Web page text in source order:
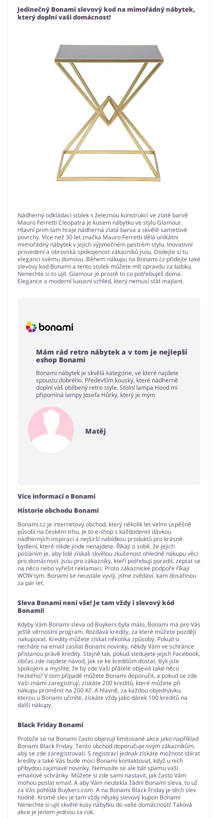
Jedinečný Bonami slevový kod na mimořádný nábytek,
který doplní vaši domácnost!
Nádherný odkládací stolek s železnou konstrukcí ve zlaté barvě
Mauro Ferretti Cleopatra je kusem nábytku ve stylu Glamour.
Hlavní prim tam hraje nádherná zlatá barva a skvělé sametové
povrchy. Více než 30 let značka Mauro Ferretti dělá unikátní
mimořádný nábytek v jejich výjimečném pestrém stylu. Inovativní
provedení a obrovská spokojenost zákazníků jsou. Dodejte si tu
eleganci svému domovu. Během nákupu na Bonami cz přidejte také
slevovy kod Bonami a tento stolek můžete mít opravdu za babku.
Nenechte si to ujít. Glamour je prostě to co potřebuješ doma.
Elegance a moderní luxusní vzhled, který nemusí stát majlant.
Mám rád retro nábytek a v tom je nejlepší
eshop Bonami
Bonami nábytek je skvělá kategorie, ve které najdete
spoustu dobrého. Především kousky, které nádherně
doplní váš oblíbený retro style. Stolní lampa Hood mi
připomíná lampy Josefa Hůrky, který je mým
Matěj
Více informací o Bonami
Historie obchodu Bonami
Bonami.cz je internetový obchod, který několik let velmi úspěšně
působí na českém trhu. Je to e-shop s každodenní dávkou
nádherných inspirací a nejširší nabídkou produktů pro krásné
bydlení, které nikde jinde nenajdete. Říkají o sobě, že jejich
posláním je, aby lidé získali skvělou zkušenost ohledně nákupu věci
pro domácnost. Jsou pro zákazníky, kteří potřebují poradit, zeptat se
na něco nebo vyřešit reklamaci. Proto zákaznické podpoře říkají
WOW tým. Bonami se neustále vyvíjí, jsme zvědaví, kam dosáhnou
za pár let.
Sleva Bonami není vše! Je tam vždy i slevový kód
Bonami!
Kdyby Vám Bonami sleva od Buykers byla málo, Bonami má pro Vás
ještě věrnostní program. Rozdává kredity, za které můžete později
nakupovat. Kredity můžete získat několika způsoby. Pokud si
necháte na email zasílat Bonami novinky, někdy Vám ve schránce
přistanou právě kredity. Stejně tak, pokud sledujete jejich Facebook,
občas zde najdete návod, jak se ke kreditům dostat. Byli jste
spokojeni a myslíte, že by zde Vaši přátelé objevili také něco
hezkého? V tom případě můžete Bonami doporučit, a pokud se zde
Vaši známí zaregistrují, získáte 200 kreditů, které můžete při
nákupu proměnit na 200 Kč. A hlavně, za každou objednávku,
kterou u Bonami učiníte, získáte vždy jako dárek 100 kreditů na
další nákupy.
Black Friday Bonami
Protože se na Bonami často objevují limitované akce jako například
Bonami Black Friday. Tento obchod doporučuje svým zákazníkům,
aby se zde zaregistrovali. S registrací jednak získáte možnost sbírat
kredity a také Vás bude moci Bonami kontaktovat, když u nich
přibydou zajímavé novinky. Nemusíte se ale bát spamu vaší
emailové schránky. Můžete si zde sami nastavit, jak často Vám
mohou poslat email. A aby Vám neutekla žádní Bonami sleva, to už
za Vás pohlídá Buykers.com. A na Bonami Black Friday je těch slev
hodně. Kromě slev je tam vždy nějaký slevový kupon Bonami
Nenechte si ujít skvělé kusy nábytku do vaše domácnosti! Taková
akce je jenom jednou za rok.